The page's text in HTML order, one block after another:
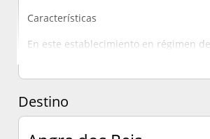
Características
En este establecimiento en régimen
las comidas y bebidas consumidas en
casos, incluso las actividades
Quedan excluidos las comidas en
restaurantes, cenas y platos
Destino